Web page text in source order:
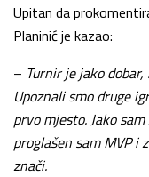
Upitan da
Planinić je kazao:
– Turnir je jako
Upoznali smo druge
prvo mjesto. Jako
proglašen sam MVP i
znači.